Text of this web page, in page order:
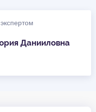
Данииловна